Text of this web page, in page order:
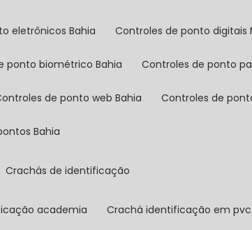
eletrônicos Bahia controles de ponto digitais
ponto biométrico Bahia controles de ponto
controles de ponto web Bahia controles de
Bahia
crachás de identificação
academia crachá identificação em pvc